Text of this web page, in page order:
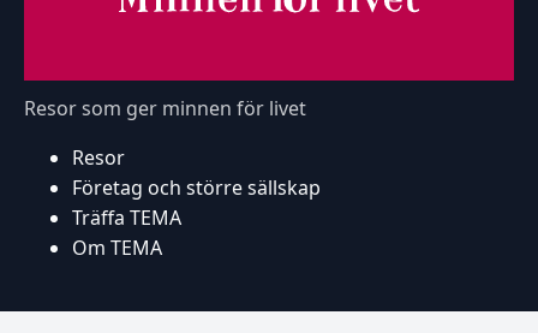
Resor som ger minnen för livet
Resor
Företag och större sällskap
Träffa TEMA
Om TEMA